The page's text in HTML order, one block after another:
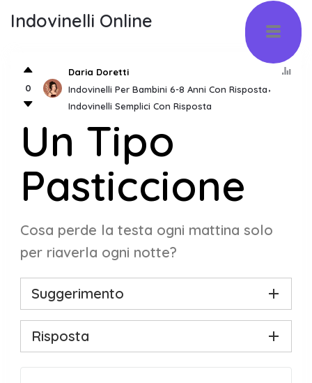
Indovinelli Online
0
Daria Doretti
Indovinelli Per Bambini 6-8 Anni Con Risposta
Indovinelli Semplici Con Risposta
Un Tipo
Pasticcione
Cosa perde la testa ogni mattina solo
per riaverla ogni notte?
Suggerimento
Risposta